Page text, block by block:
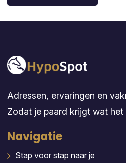
Adressen, ervaringen en
Zodat je paard krijgt wat het
Navigatie
Stap voor stap naar je